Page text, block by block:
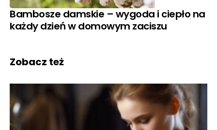
Bambosze damskie – wygoda i ciepło na
każdy dzień w domowym zaciszu
Zobacz też